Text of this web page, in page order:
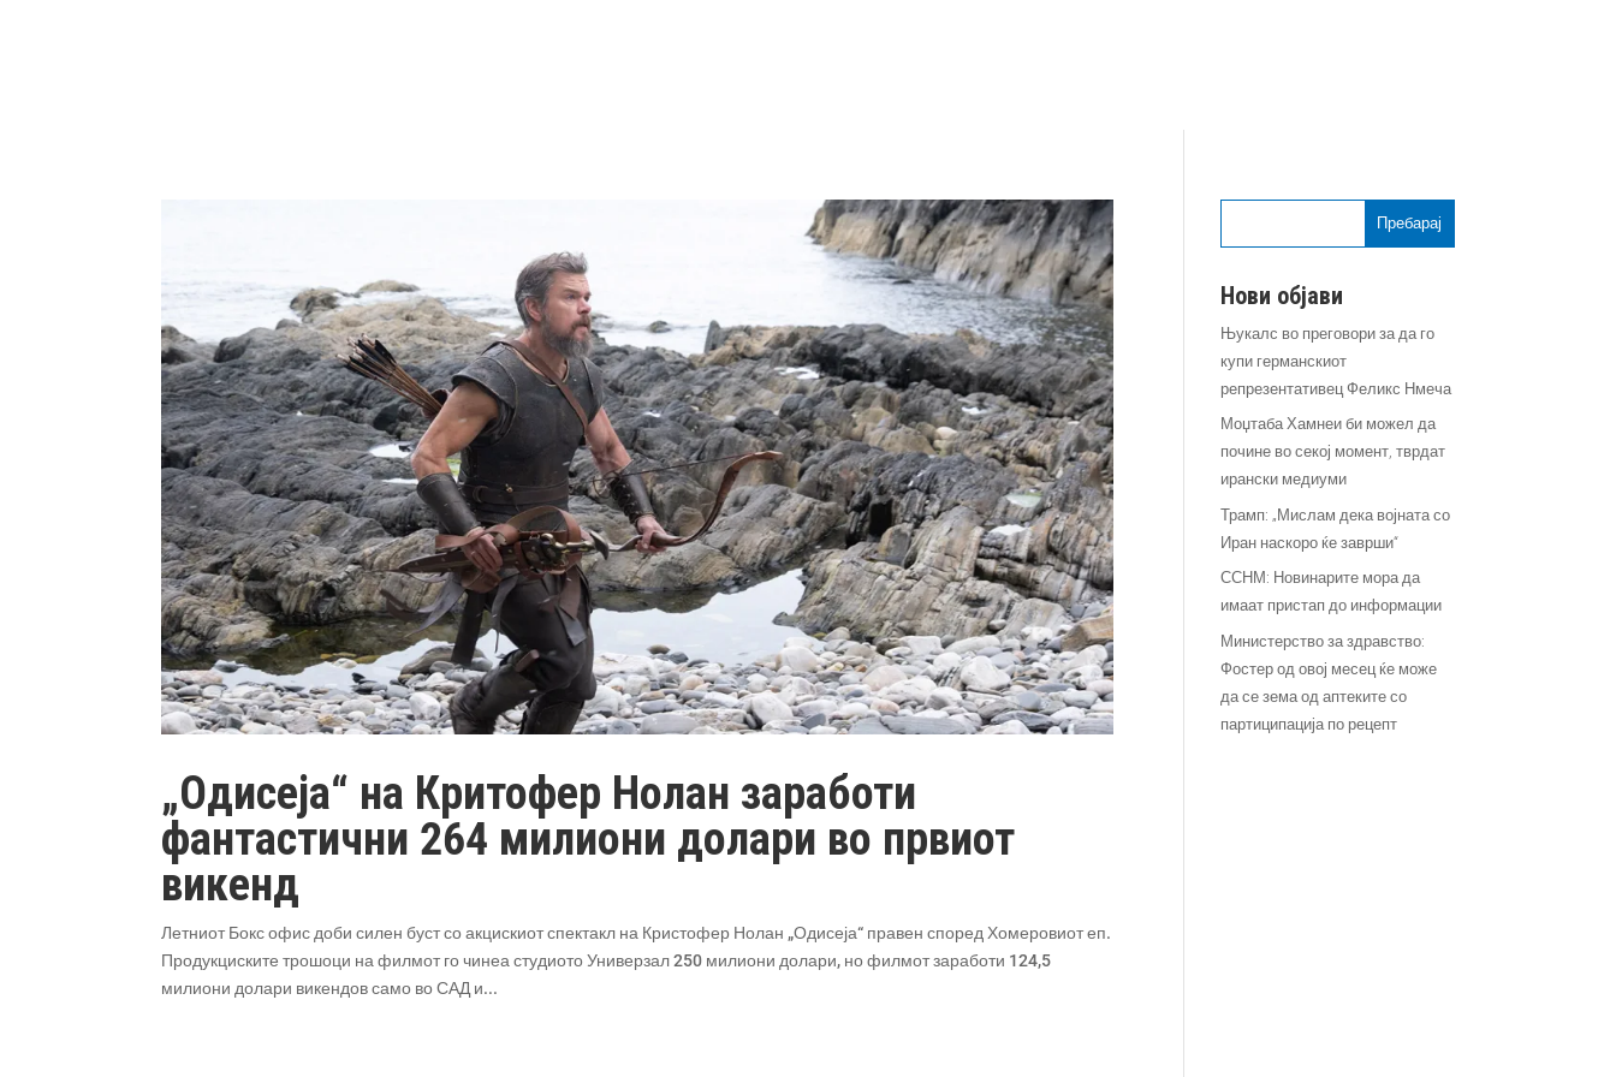
„Одисеја“ на Критофер Нолан заработи
фантастични 264 милиони долари во првиот
викенд
Летниот Бокс офис доби силен буст со акцискиот спектакл на Кристофер Нолан „Одисеја“ правен според Хомеровиот еп.
Продукциските трошоци на филмот го чинеа студиото Универзал 250 милиони долари, но филмот заработи 124,5
милиони долари викендов само во САД и...
Пребарај
Нови објави
Њукалс во преговори за да го
купи германскиот
репрезентативец Феликс Нмеча
Моџтаба Хамнеи би можел да
почине во секој момент, тврдат
ирански медиуми
Трамп: „Мислам дека војната со
Иран наскоро ќе заврши“
ССНМ: Новинарите мора да
имаат пристап до информации
Министерство за здравство:
Фостер од овој месец ќе може
да се зема од аптеките со
партиципација по рецепт